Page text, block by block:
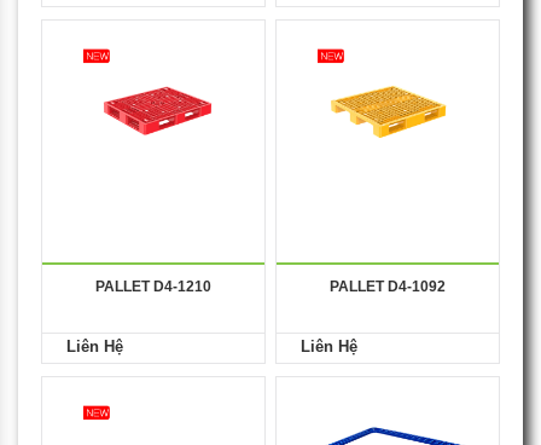
PALLET D4-1210
Liên Hệ
PALLET D4-1092
Liên Hệ